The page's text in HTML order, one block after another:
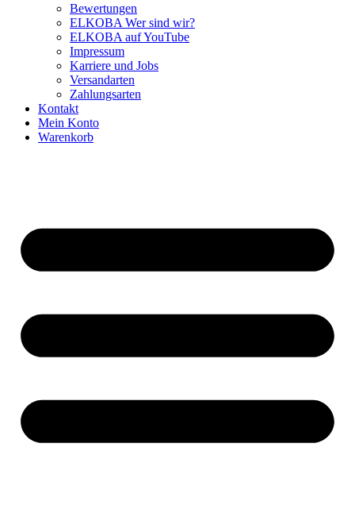
Bewertungen
ELKOBA Wer sind wir?
ELKOBA auf YouTube
Impressum
Karriere und Jobs
Versandarten
Zahlungsarten
Kontakt
Mein Konto
Warenkorb